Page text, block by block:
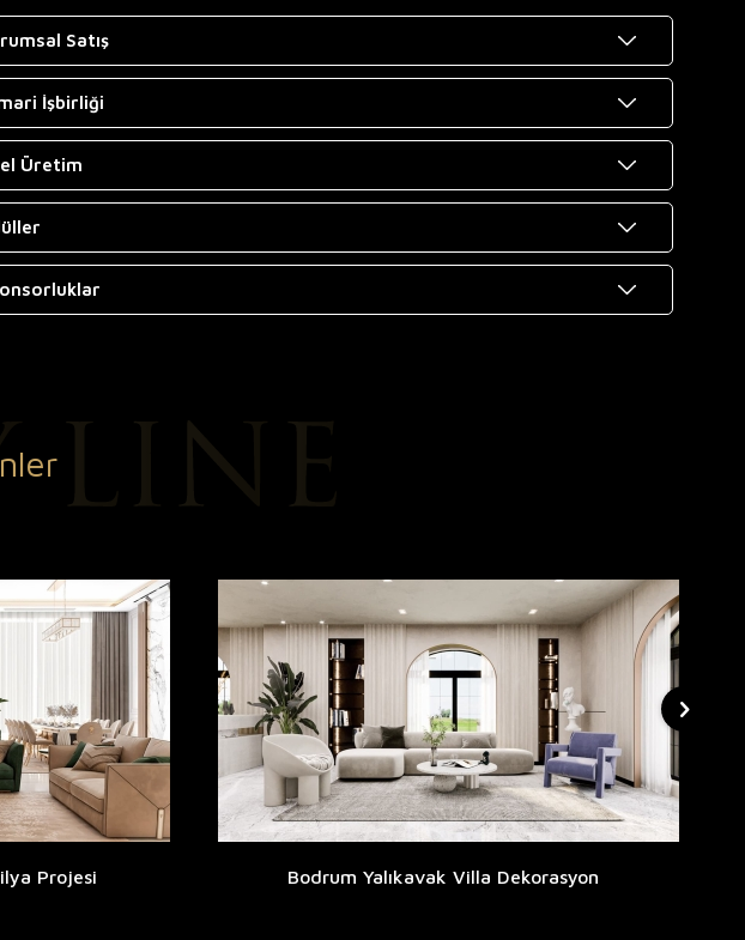
Satış
İşbirliği
Üretim
Projesi Bodrum Yalıkavak Villa Dekorasyon